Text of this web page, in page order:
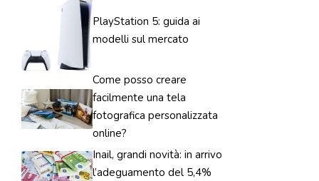
PlayStation 5: guida ai
modelli sul mercato
Come posso creare
facilmente una tela
fotografica personalizzata
online?
Inail, grandi novità: in arrivo
l’adeguamento del 5,4%